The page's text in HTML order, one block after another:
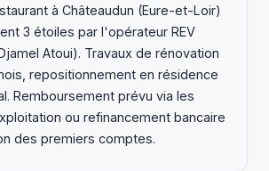
à Châteaudun (Eure-et-Loir)
3 étoiles par l'opérateur REV
Atoui). Travaux de rénovation
repositionnement en résidence
Remboursement prévu via les
ou refinancement bancaire
des premiers comptes.